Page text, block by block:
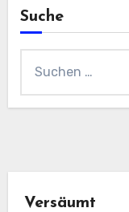
Suche
nach:
Versäumt